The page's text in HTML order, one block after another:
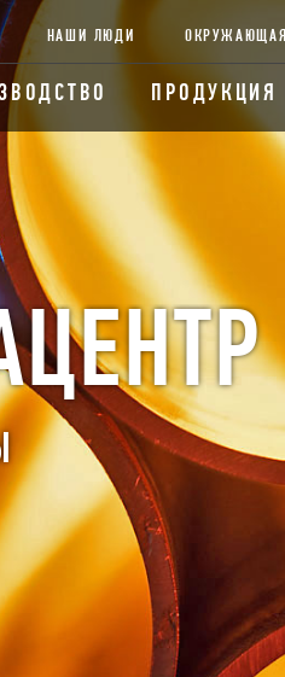
НАШИ ЛЮДИ
ПРОДУКЦИЯ